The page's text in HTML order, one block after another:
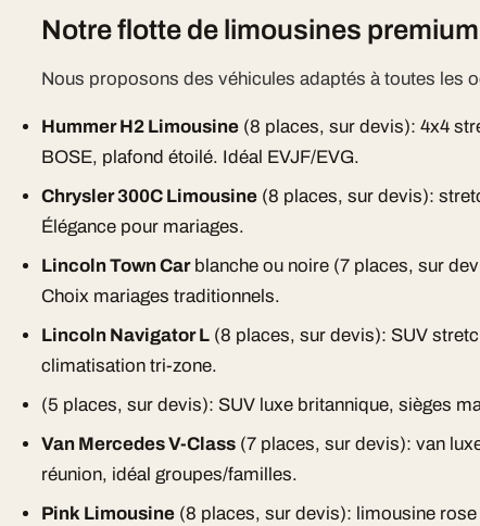
Notre flotte de limousines premium
Nous proposons des véhicules adaptés à toutes les
Hummer H2 Limousine (8 places, sur devis): 4x4
BOSE, plafond étoilé. Idéal EVJF/EVG.
Chrysler 300C Limousine (8 places, sur devis):
Élégance pour mariages.
Lincoln Town Carblanche ou noire (7 places, sur
Choix mariages traditionnels.
Lincoln Navigator L (8 places, sur devis): SUV
climatisation tri-zone.
(5 places, sur devis): SUV luxe britannique, sièges
Van Mercedes V-Class (7 places, sur devis): van
réunion, idéal groupes/familles.
Pink Limousine (8 places, sur devis): limousine